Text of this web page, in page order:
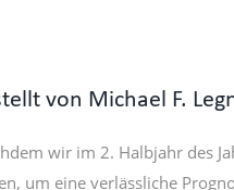
von Michael F.
wir im 2. Halbjahr des
um eine verlässliche